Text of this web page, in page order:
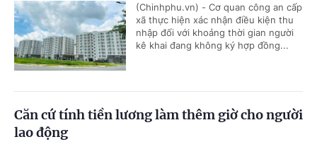
(Chinhphu.vn) - Cơ quan công an cấp
xã thực hiện xác nhận điều kiện thu
nhập đối với khoảng thời gian người
kê khai đang không ký hợp đồng...
Căn cứ tính tiền lương làm thêm giờ cho người
lao động